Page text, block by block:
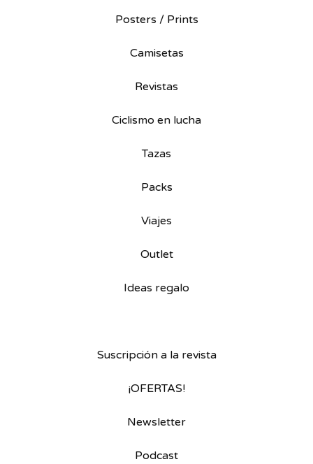
Posters / Prints
Camisetas
Revistas
Ciclismo en lucha
Tazas
Packs
Viajes
Outlet
Ideas regalo
Suscripción a la revista
¡OFERTAS!
Newsletter
Podcast